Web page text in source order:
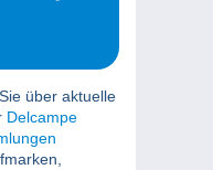
über aktuelle
Delcampe